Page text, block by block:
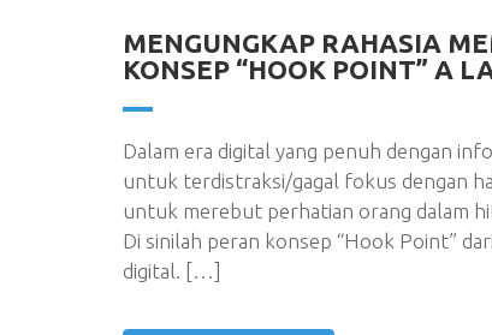
MENGUNGKAP RAHASIA
KONSEP “HOOK POINT” A
Dalam era digital yang penuh dengan
untuk terdistraksi/gagal fokus dengan
untuk merebut perhatian orang dalam
Di sinilah peran konsep “Hook Point”
digital. […]